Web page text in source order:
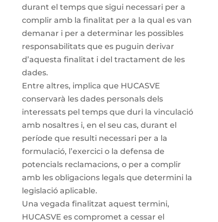
durant el temps que sigui necessari per a
complir amb la finalitat per a la qual es van
demanar i per a determinar les possibles
responsabilitats que es puguin derivar
d’aquesta finalitat i del tractament de les
dades.
Entre altres, implica que HUCASVE
conservarà les dades personals dels
interessats pel temps que duri la vinculació
amb nosaltres i, en el seu cas, durant el
període que resulti necessari per a la
formulació, l’exercici o la defensa de
potencials reclamacions, o per a complir
amb les obligacions legals que determini la
legislació aplicable.
Una vegada finalitzat aquest termini,
HUCASVE es compromet a cessar el